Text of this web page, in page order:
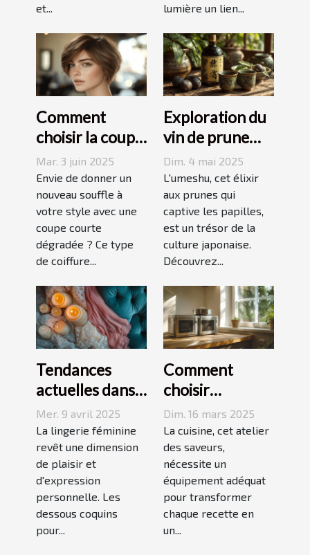
et...
lumière un lien...
Comment
choisir la coupe
courte
dégradée
parfaite pour
votre visage
Mar. 3 juin 2025
Envie de donner un
nouveau souffle à
votre style avec une
coupe courte
dégradée ? Ce type
de coiffure...
Exploration du
vin de prune
umeshu :
origines,
saveurs et
accords
Dim. 4 mai 2025
L'umeshu, cet élixir
aux prunes qui
captive les papilles,
est un trésor de la
culture japonaise.
Découvrez...
Tendances
actuelles dans
les dessous
coquins pour
femmes
Mer. 9 avril 2025
La lingerie féminine
revêt une dimension
de plaisir et
d'expression
personnelle. Les
dessous coquins
pour...
Comment
choisir
l'équipement
de cuisine idéal
pour vos
recettes
Dim. 16 mars 2025
La cuisine, cet atelier
des saveurs,
nécessite un
équipement adéquat
pour transformer
chaque recette en
un...